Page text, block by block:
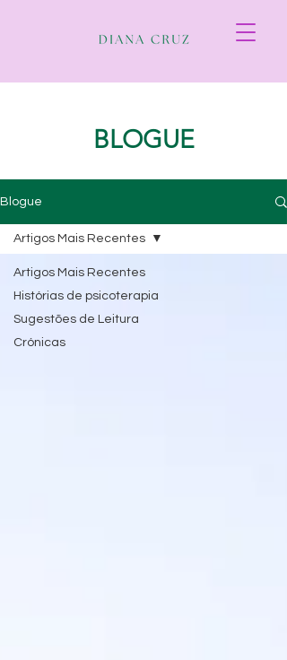
BLOGUE
Blogue
Artigos Mais Recentes
Histórias de psicoterapia
Sugestões de Leitura
Crónicas
Artigos Mais Recentes